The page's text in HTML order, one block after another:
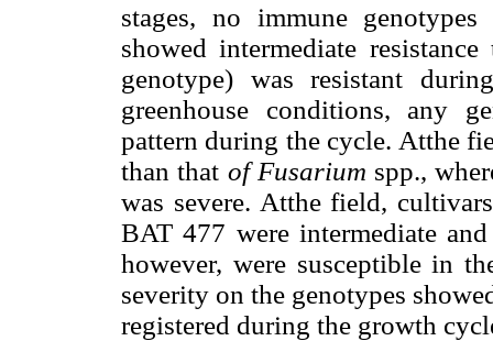
stages, no immune
showed intermediate
genotype) was resistant
greenhouse conditions, any
pattern during the cycle. Atthe
than that of Fusarium spp.,
was severe. Atthe field,
BAT 477 were intermediate
however, were susceptible in
severity on the genotypes
registered during the growth